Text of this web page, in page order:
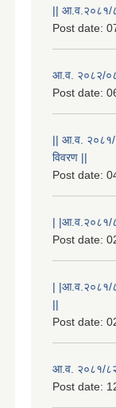
|| आ.व.२०८१/
Post date:
आ.व. २०८२/
Post date:
|| आ.व. २०८१/
विवरण ||
Post date:
| |आ.व.२०८१/
Post date:
| |आ.व.२०८१/
||
Post date:
आ.व. २०८१/८२
Post date: